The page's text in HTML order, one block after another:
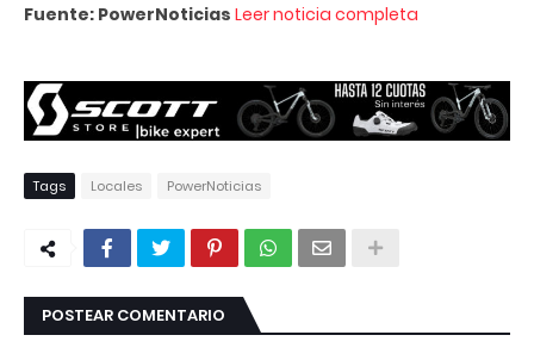
Fuente: PowerNoticias Leer noticia completa
Tags Locales PowerNoticias
POSTEAR COMENTARIO